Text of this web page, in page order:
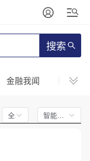
搜索
金融我闻 财新
全文 智能排序